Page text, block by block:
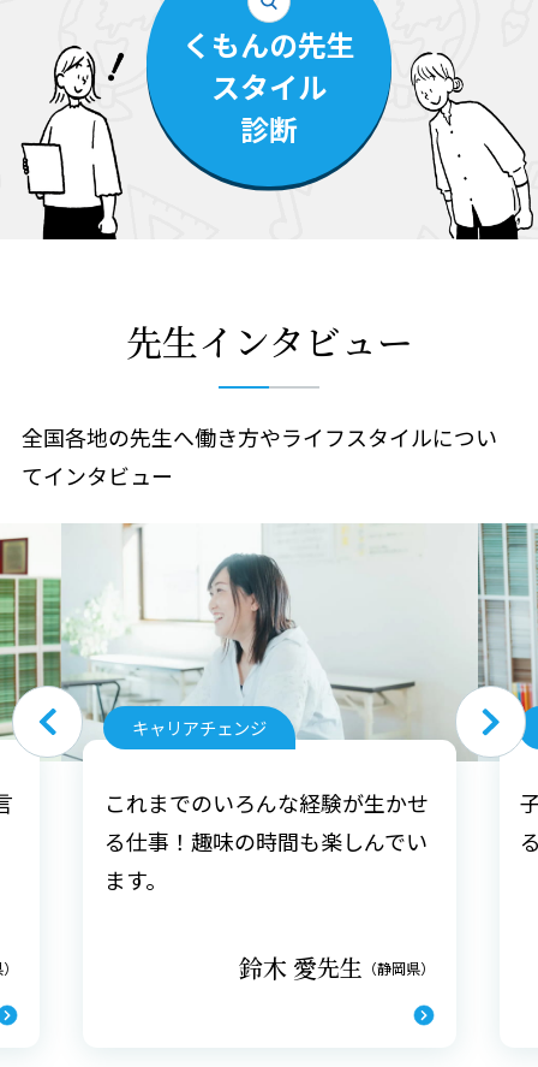
くもんの先生
スタイル
診断
先生インタビュー
全国各地の先生へ働き方やライフスタイルについ
てインタビュー
キャリアチェンジ
これまでのいろんな経験が生かせ
る仕事！趣味の時間も楽しんでい
ます。
鈴木 愛先生 （静岡県）